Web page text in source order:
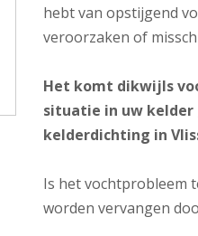
hebt van opstijgend
veroorzaken of
Het komt dikwijls
situatie in uw
kelderdichting in
Is het vochtprobleem
worden vervangen